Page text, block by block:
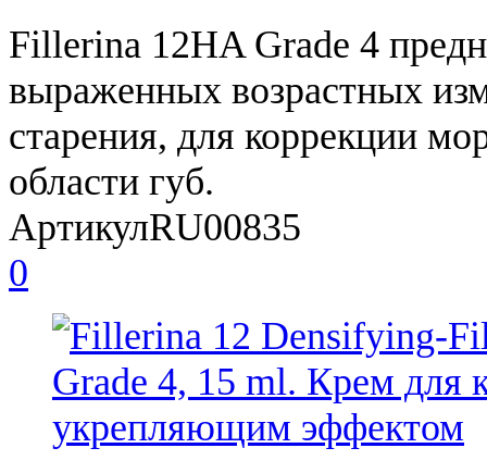
Fillerina 12HA Grade 4
выраженных возрастных
старения, для коррекции
области губ.
АртикулRU00835
0